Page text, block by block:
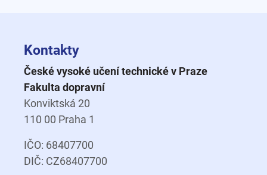
Kontakty
České vysoké učení technické v Praze
Fakulta dopravní
Konviktská 20
110 00 Praha 1
IČO: 68407700
DIČ: CZ68407700